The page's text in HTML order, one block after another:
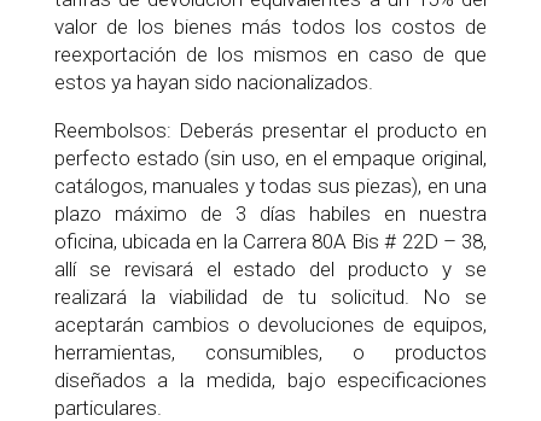
valor de los bienes más todos los costos de
reexportación de los mismos en caso de que
estos ya hayan sido nacionalizados.
Reembolsos: Deberás presentar el producto en
perfecto estado (sin uso, en el empaque original,
catálogos, manuales y todas sus piezas), en una
plazo máximo de 3 días habiles en nuestra
oficina, ubicada en la Carrera 80A Bis # 22D – 38,
allí se revisará el estado del producto y se
realizará la viabilidad de tu solicitud. No se
aceptarán cambios o devoluciones de equipos,
herramientas, consumibles, o productos
diseñados a la medida, bajo especificaciones
particulares.